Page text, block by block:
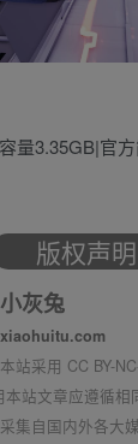
量3.35GB|官
版权声明
小灰兔
xiaohuitu.com
本站采用 CC BY-
站文章应遵循相
集自国内外各大